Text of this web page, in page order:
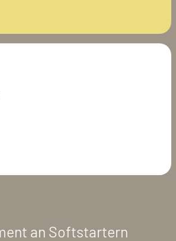
an Softstartern